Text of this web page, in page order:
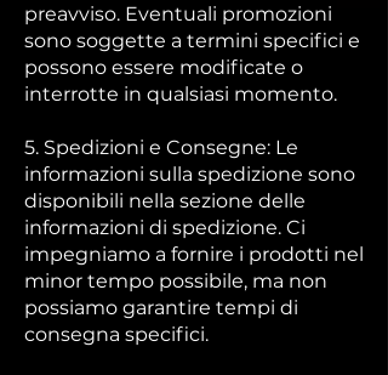
preavviso. Eventuali promozioni
sono soggette a termini specifici e
possono essere modificate o
interrotte in qualsiasi momento.
5. Spedizioni e Consegne: Le
informazioni sulla spedizione sono
disponibili nella sezione delle
informazioni di spedizione. Ci
impegniamo a fornire i prodotti nel
minor tempo possibile, ma non
possiamo garantire tempi di
consegna specifici.